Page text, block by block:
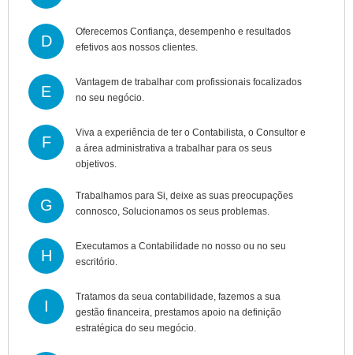
D
Oferecemos Confiança, desempenho e resultados
efetivos aos nossos clientes.
E
Vantagem de trabalhar com profissionais focalizados
no seu negócio.
F
Viva a experiência de ter o Contabilista, o Consultor e
a área administrativa a trabalhar para os seus
objetivos.
G
Trabalhamos para Si, deixe as suas preocupações
connosco, Solucionamos os seus problemas.
H
Executamos a Contabilidade no nosso ou no seu
escritório.
I
Tratamos da seua contabilidade, fazemos a sua
gestão financeira, prestamos apoio na definição
estratégica do seu megócio.